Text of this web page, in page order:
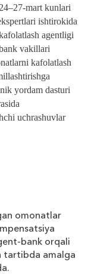
mart kunlari
ishtirokida
agentligi
vakillari
kafolatlash
yordam dasturi
uchrashuvlar
omonatlar
bank orqali
tartibda amalga